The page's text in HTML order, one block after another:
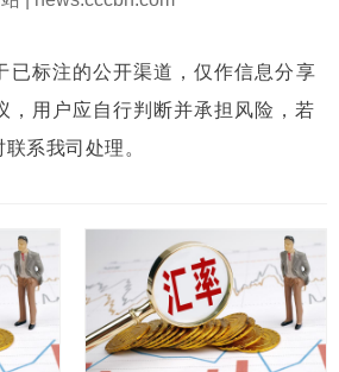
已标注的公开渠道，仅作信息分享
，用户应自行判断并承担风险，若
系我司处理。